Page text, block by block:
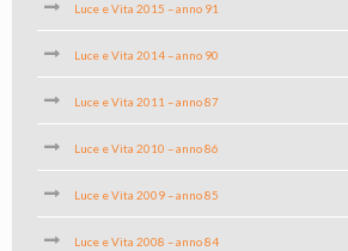
Luce e Vita 2015 – anno 91
Luce e Vita 2014 – anno 90
Luce e Vita 2011 – anno 87
Luce e Vita 2010 – anno 86
Luce e Vita 2009 – anno 85
Luce e Vita 2008 – anno 84